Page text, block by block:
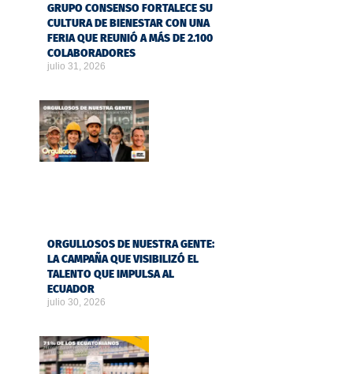
GRUPO CONSENSO FORTALECE SU
CULTURA DE BIENESTAR CON UNA
FERIA QUE REUNIÓ A MÁS DE 2.100
COLABORADORES
julio 31, 2026
ORGULLOSOS DE NUESTRA GENTE:
LA CAMPAÑA QUE VISIBILIZÓ EL
TALENTO QUE IMPULSA AL
ECUADOR
julio 30, 2026